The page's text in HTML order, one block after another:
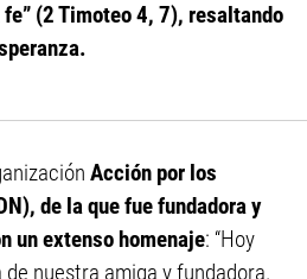
(2 Timoteo 4, 7), resaltando
Acción por los
de la que fue fundadora y
un extenso homenaje: “Hoy
nuestra amiga y fundadora.